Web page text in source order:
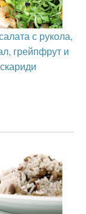
с рукола,
грейпфрут и
скариди